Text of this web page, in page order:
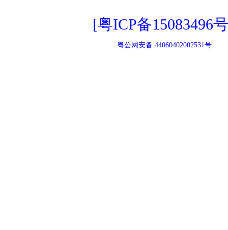
[粤ICP备15083496
粤公网安备 44060402002531号